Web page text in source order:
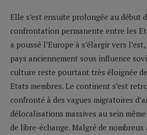
Elle s’est ensuite prolongée au début
confrontation permanente entre les
a poussé l’Europe à s’élargir vers
pays anciennement sous influence
culture reste pourtant très éloignée
Etats membres. Le continent s’est
confronté à des vagues migratoires
délocalisations massives au sein
de libre-échange. Malgré de nombreux